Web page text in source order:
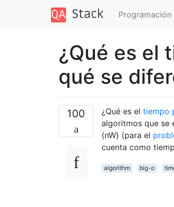
Programación
¿Qué es el
qué se
100 ¿Qué es el tiempo
algoritmos que se
(nW) (para el
cuenta como
algorithm big-o